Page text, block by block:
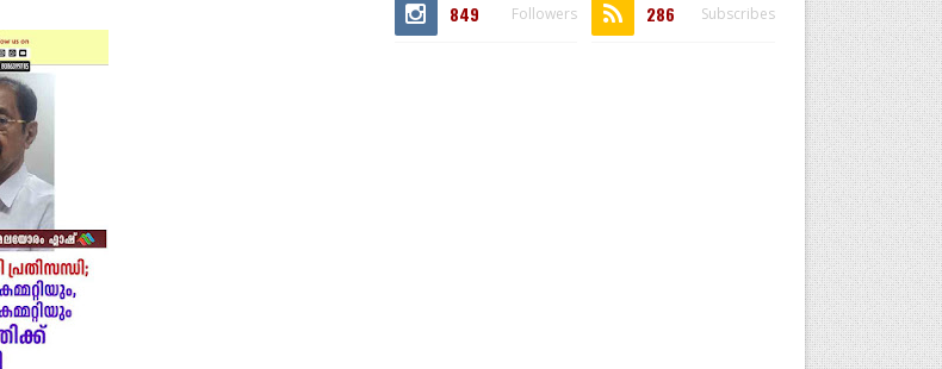
849 Followers 286 Subscribes